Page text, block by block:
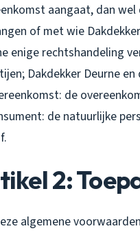
aangaat, dan
of met wie
enige rechtshandeling
Dakdekker Deurne
de
de natuurlijke
2:
algemene